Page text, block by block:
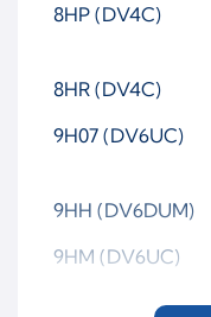
8HP (DV4C)
8HR (DV4C)
9H07 (DV6UC)
9HH (DV6DUM)
9HM (DV6UC)